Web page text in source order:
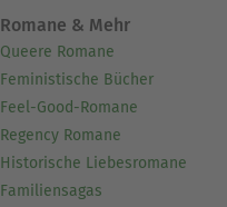
Romane & Mehr
Queere Romane
Feministische Bücher
Feel-Good-Romane
Regency Romane
Historische Liebesromane
Familiensagas